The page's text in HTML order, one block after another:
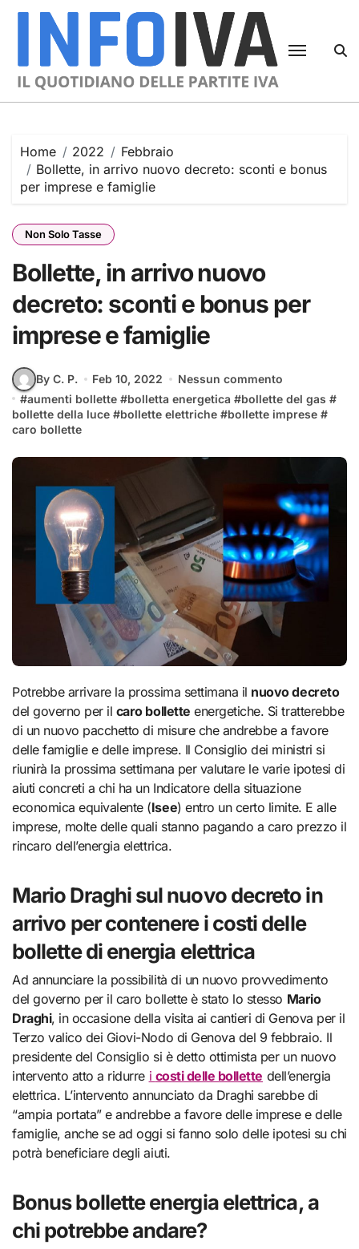
Skip
Home 2022
Febbraio
Bollette, in arrivo nuovo decreto: sconti e bonus
per imprese e famiglie
Non Solo Tasse
Bollette, in arrivo nuovo
decreto: sconti e bonus per
imprese e famiglie
By C. P. Feb 10, 2022
Nessun commento
#aumenti bollette #bolletta energetica #bollette del gas #
bollette della luce #bollette elettriche #bollette imprese #
caro bollette
Potrebbe arrivare la prossima settimana il nuovo decreto
del governo per il caro bollette energetiche. Si tratterebbe
di un nuovo pacchetto di misure che andrebbe a favore
delle famiglie e delle imprese. Il Consiglio dei ministri si
riunirà la prossima settimana per valutare le varie ipotesi di
aiuti concreti a chi ha un Indicatore della situazione
economica equivalente (Isee) entro un certo limite. E alle
imprese, molte delle quali stanno pagando a caro prezzo il
rincaro dell’energia elettrica.
Mario Draghi sul nuovo decreto in
arrivo per contenere i costi delle
bollette di energia elettrica
Ad annunciare la possibilità di un nuovo provvedimento
del governo per il caro bollette è stato lo stesso Mario
Draghi, in occasione della visita ai cantieri di Genova per il
Terzo valico dei Giovi-Nodo di Genova del 9 febbraio. Il
presidente del Consiglio si è detto ottimista per un nuovo
intervento atto a ridurre i costi delle bollette dell’energia
elettrica. L’intervento annunciato da Draghi sarebbe di
“ampia portata” e andrebbe a favore delle imprese e delle
famiglie, anche se ad oggi si fanno solo delle ipotesi su chi
potrà beneficiare degli aiuti.
Bonus bollette energia elettrica, a
chi potrebbe andare?